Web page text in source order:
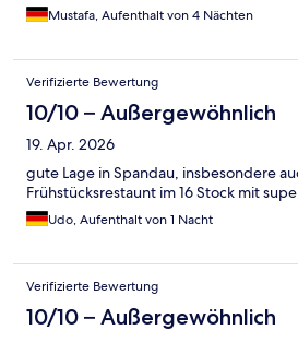
Mustafa, Aufenthalt von 4 Nächten
Verifizierte Bewertung
10/10 – Außergewöhnlich
19. Apr. 2026
gute Lage in Spandau, insbesondere
Frühstücksrestaunt im 16 Stock mit
Udo, Aufenthalt von 1 Nacht
Verifizierte Bewertung
10/10 – Außergewöhnlich